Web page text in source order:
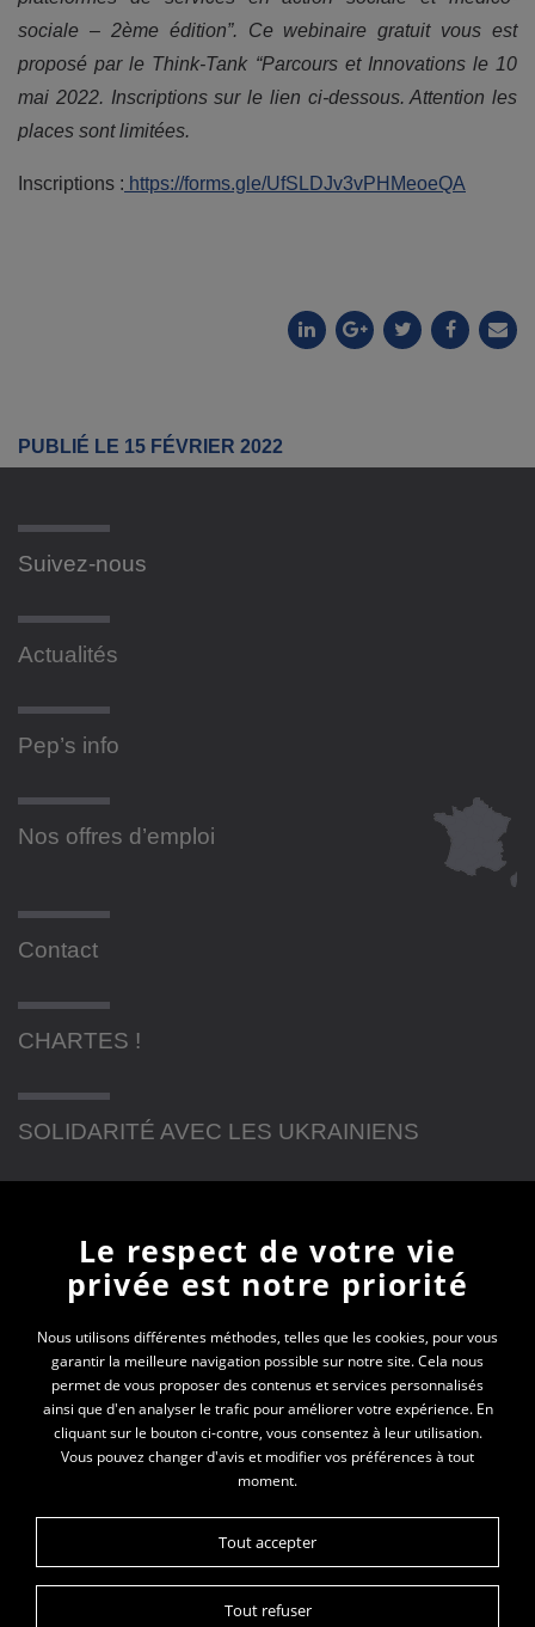
sociale – 2ème édition”. Ce webinaire gratuit vous est
proposé par le Think-Tank “Parcours et Innovations le 10
mai 2022. Inscriptions sur le lien ci-dessous. Attention les
places sont limitées.
Inscriptions : https://forms.gle/UfSLDJv3vPHMeoeQA
PUBLIÉ LE 15 FÉVRIER 2022
Suivez-nous
Actualités
Pep’s info
Nos offres d’emploi
Contact
CHARTES !
SOLIDARITÉ AVEC LES UKRAINIENS
Newsletter
En vous inscrivant à la newsletter, vous recevrez
toutes les actualités des PEP 74
Votre e-mail*
Données personnelles
Le respect de votre vie
privée est notre priorité
Nous utilisons différentes méthodes, telles que les cookies, pour vous
garantir la meilleure navigation possible sur notre site. Cela nous
permet de vous proposer des contenus et services personnalisés
ainsi que d'en analyser le trafic pour améliorer votre expérience. En
cliquant sur le bouton ci-contre, vous consentez à leur utilisation.
Vous pouvez changer d'avis et modifier vos préférences à tout
moment.
Tout accepter
Tout refuser